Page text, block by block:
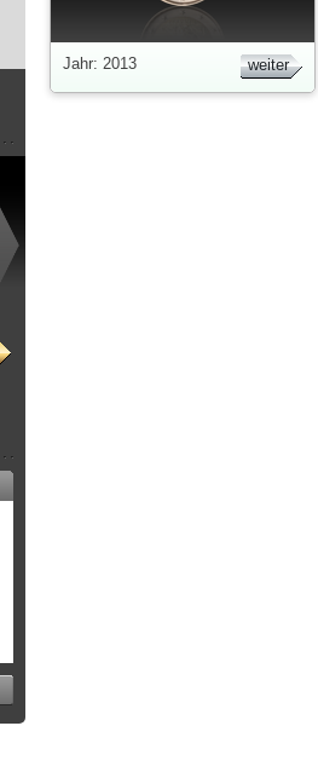
Jahr: 2013 weiter